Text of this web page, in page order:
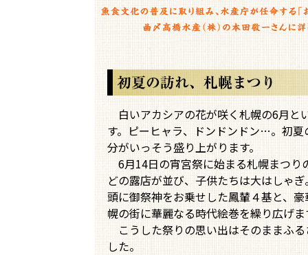
白いアカシアの花が咲く札幌の6月と
す。ピーヒャラ、ドンドンドン…。初
分がいっそう盛り上がります。
6月14日の宵宮祭に始まる札幌まつり
どの露店が並び、子供たちは大はしゃ
頭に御祭神をお乗せした鳳輦４基と、
幌の街に華麗なる時代絵巻を繰り広げま
こうした祭りの思い出はそのままふ
した。